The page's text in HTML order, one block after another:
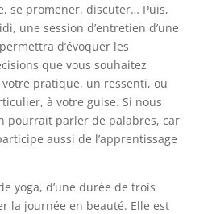
se promener, discuter… Puis,
une session d’entretien d’une
d’évoquer les
que vous souhaitez
pratique, un ressenti, ou
à votre guise. Si nous
pourrait parler de palabres, car
aussi de l’apprentissage
yoga, d’une durée de trois
la journée en beauté. Elle est